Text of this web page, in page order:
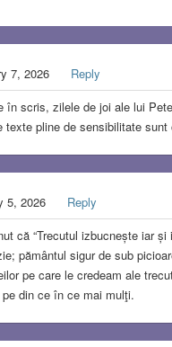
7, 2026
Reply
în scris, zilele de joi ale lui
pline de sensibilitate sunt
5, 2026
Reply
că “Trecutul izbucnește iar
pământul sigur de sub
pe care le credeam ale
din ce în ce mai mulţi.